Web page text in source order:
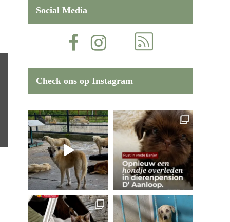
Social Media
Check ons op Instagram